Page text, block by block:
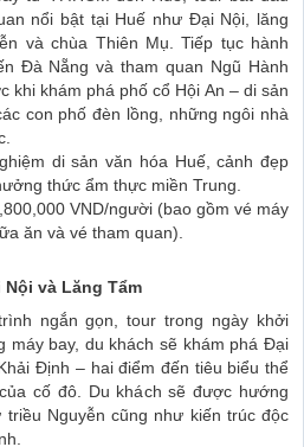
nổi bật tại Huế như Đại Nội, lăng
và chùa Thiên Mụ. Tiếp tục hành
Đà Nẵng và tham quan Ngũ Hành
khi khám phá phố cổ Hội An – di sản
con phố đèn lồng, những ngôi nhà
di sản văn hóa Huế, cảnh đẹp
thức ẩm thực miền Trung.
VND/người (bao gồm vé máy
ăn và vé tham quan).
Nội và Lăng Tẩm
ngắn gọn, tour trong ngày khởi
máy bay, du khách sẽ khám phá Đại
Định – hai điểm đến tiêu biểu thể
cố đô. Du khách sẽ được hướng
Nguyễn cũng như kiến trúc độc